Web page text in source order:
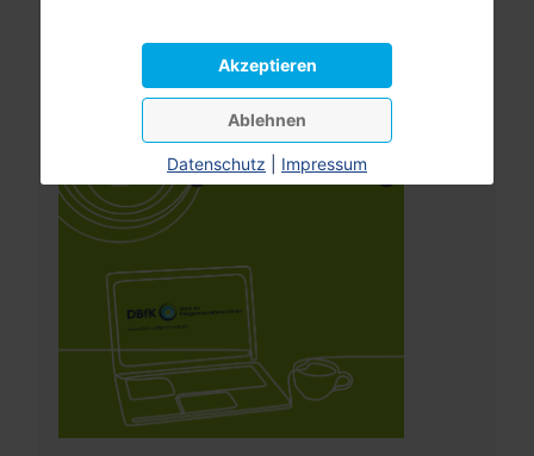
Pflegeversicherung
Akzeptieren
Ablehnen
Datenschutz Impressum